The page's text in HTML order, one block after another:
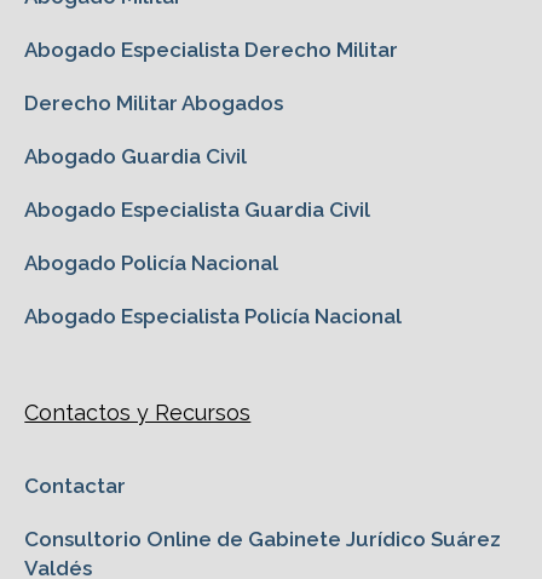
Abogado Especialista Derecho Militar
Derecho Militar Abogados
Abogado Guardia Civil
Abogado Especialista Guardia Civil
Abogado Policía Nacional
Abogado Especialista Policía Nacional
Contactos y Recursos
Contactar
Consultorio Online de Gabinete Jurídico Suárez
Valdés